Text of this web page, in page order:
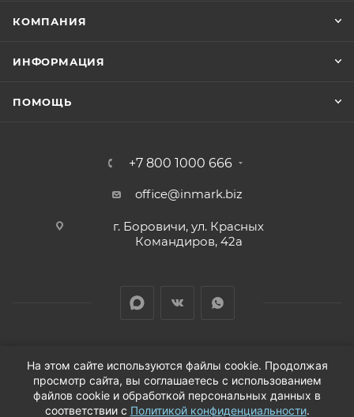
КОМПАНИЯ
ИНФОРМАЦИЯ
ПОМОЩЬ
+7 800 1000 666
office@inmark.biz
г. Боровичи, ул. Красных
Командиров, 42а
2026 © Продажа автозапчастей для иномарок в
Новгородской области
На этом сайте используются файлы cookie. Продолжая
просмотр сайта, вы соглашаетесь с использованием
файлов cookie и обработкой персональных данных в
соответствии с Политикой конфиденциальности.